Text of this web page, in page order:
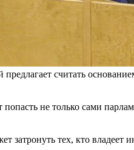
считать
не только сами
затронуть тех, кто